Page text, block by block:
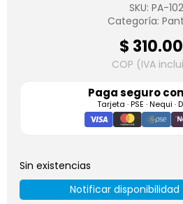
SKU: PA-102
Categoría:
$
COP (IVA
Paga seguro con
Tarjeta · PSE · Nequi
Sin existencias
Notificar disponibilidad